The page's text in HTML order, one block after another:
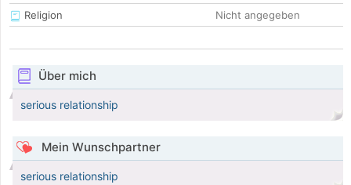
Religion
Nicht angegeben
Über mich
serious relationship
Mein Wunschpartner
serious relationship